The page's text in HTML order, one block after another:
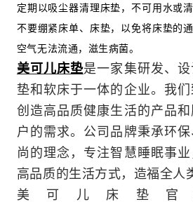
定期以吸尘器清理床垫，不可用水或
不要绷紧床单、床垫，以免将床垫的
空气无法流通，滋生病菌。
美可儿床垫是一家集研发、
垫和软床于一体的企业。我
创造高品质健康生活的产品
户的需求。公司品牌秉承环
尚的理念，专注智慧睡眠事
高品质的生活方式，造福全人
美可儿床垫官